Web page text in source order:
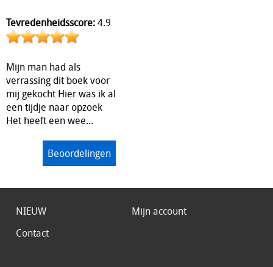
Tevredenheidsscore:4.9
Mijn man had als
verrassing dit boek voor
mij gekocht Hier was ik al
een tijdje naar opzoek
Het heeft een wee...
Beoordelingen
NIEUW
Mijn account
Contact